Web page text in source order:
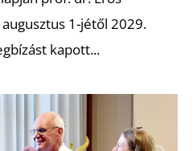
1-jétől 2029.
kapott...